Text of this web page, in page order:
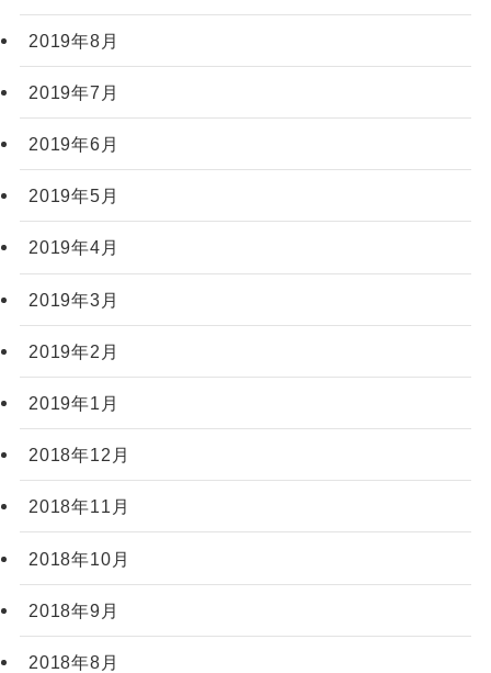
2019年8月
2019年7月
2019年6月
2019年5月
2019年4月
2019年3月
2019年2月
2019年1月
2018年12月
2018年11月
2018年10月
2018年9月
2018年8月